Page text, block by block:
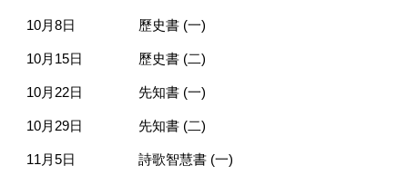
10月8日 歷史書 (一)
10月15日 歷史書 (二)
10月22日 先知書 (一)
10月29日 先知書 (二)
11月5日 詩歌智慧書 (一)